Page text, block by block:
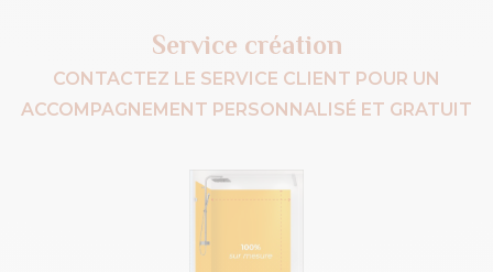
Service création
CONTACTEZ LE SERVICE CLIENT POUR UN
ACCOMPAGNEMENT PERSONNALISÉ ET GRATUIT